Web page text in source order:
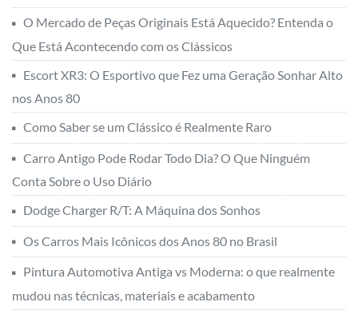
O Mercado de Peças Originais Está Aquecido? Entenda o
Que Está Acontecendo com os Clássicos
Escort XR3: O Esportivo que Fez uma Geração Sonhar Alto
nos Anos 80
Como Saber se um Clássico é Realmente Raro
Carro Antigo Pode Rodar Todo Dia? O Que Ninguém
Conta Sobre o Uso Diário
Dodge Charger R/T: A Máquina dos Sonhos
Os Carros Mais Icônicos dos Anos 80 no Brasil
Pintura Automotiva Antiga vs Moderna: o que realmente
mudou nas técnicas, materiais e acabamento